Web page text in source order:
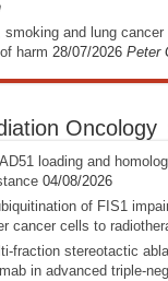
smoking and lung
harm 28/07/2026 Peter
Oncology
loading and
04/08/2026
of FIS1
cancer cells to
fraction stereotactic
in advanced triple-